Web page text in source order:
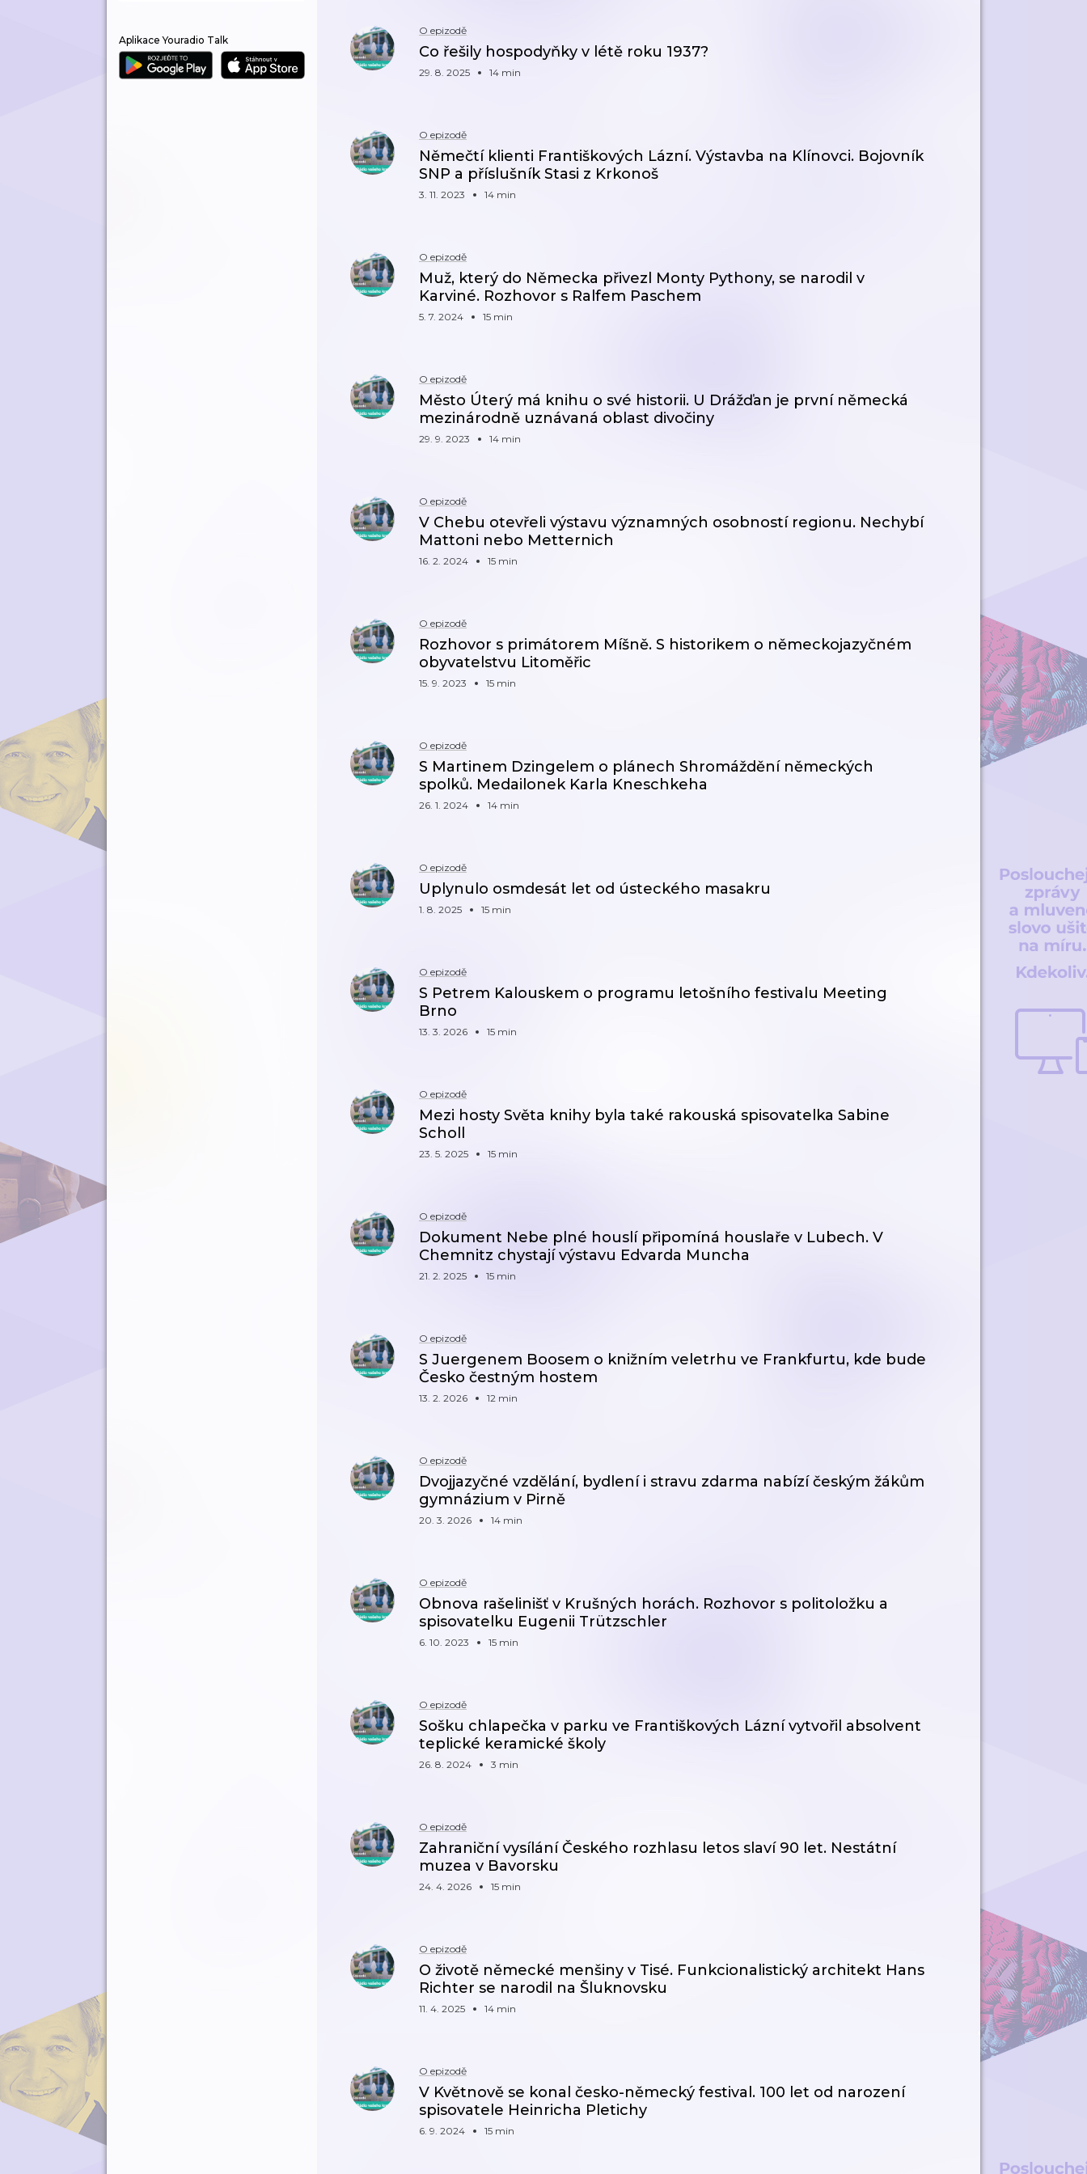
Aplikace Youradio Talk
O epizodě
Co řešily hospodyňky v létě roku 1937?
29. 8. 2025 14 min
O epizodě
Němečtí klienti Františkových Lázní. Výstavba na Klínovci. Bojovník
SNP a příslušník Stasi z Krkonoš
3. 11. 2023 14 min
O epizodě
Muž, který do Německa přivezl Monty Pythony, se narodil v
Karviné. Rozhovor s Ralfem Paschem
5. 7. 2024 15 min
O epizodě
Město Úterý má knihu o své historii. U Drážďan je první německá
mezinárodně uznávaná oblast divočiny
29. 9. 2023 14 min
O epizodě
V Chebu otevřeli výstavu významných osobností regionu. Nechybí
Mattoni nebo Metternich
16. 2. 2024 15 min
O epizodě
Rozhovor s primátorem Míšně. S historikem o německojazyčném
obyvatelstvu Litoměřic
15. 9. 2023 15 min
O epizodě
S Martinem Dzingelem o plánech Shromáždění německých
spolků. Medailonek Karla Kneschkeha
26. 1. 2024 14 min
O epizodě
Uplynulo osmdesát let od ústeckého masakru
1. 8. 2025 15 min
O epizodě
S Petrem Kalouskem o programu letošního festivalu Meeting
Brno
13. 3. 2026 15 min
O epizodě
Mezi hosty Světa knihy byla také rakouská spisovatelka Sabine
Scholl
23. 5. 2025 15 min
O epizodě
Dokument Nebe plné houslí připomíná houslaře v Lubech. V
Chemnitz chystají výstavu Edvarda Muncha
21. 2. 2025 15 min
O epizodě
S Juergenem Boosem o knižním veletrhu ve Frankfurtu, kde bude
Česko čestným hostem
13. 2. 2026 12 min
O epizodě
Dvojjazyčné vzdělání, bydlení i stravu zdarma nabízí českým žákům
gymnázium v Pirně
20. 3. 2026 14 min
O epizodě
Obnova rašelinišť v Krušných horách. Rozhovor s politoložku a
spisovatelku Eugenii Trützschler
6. 10. 2023 15 min
O epizodě
Sošku chlapečka v parku ve Františkových Lázní vytvořil absolvent
teplické keramické školy
26. 8. 2024 3 min
O epizodě
Zahraniční vysílání Českého rozhlasu letos slaví 90 let. Nestátní
muzea v Bavorsku
24. 4. 2026 15 min
O epizodě
O životě německé menšiny v Tisé. Funkcionalistický architekt Hans
Richter se narodil na Šluknovsku
11. 4. 2025 14 min
O epizodě
V Květnově se konal česko-německý festival. 100 let od narození
spisovatele Heinricha Pletichy
6. 9. 2024 15 min